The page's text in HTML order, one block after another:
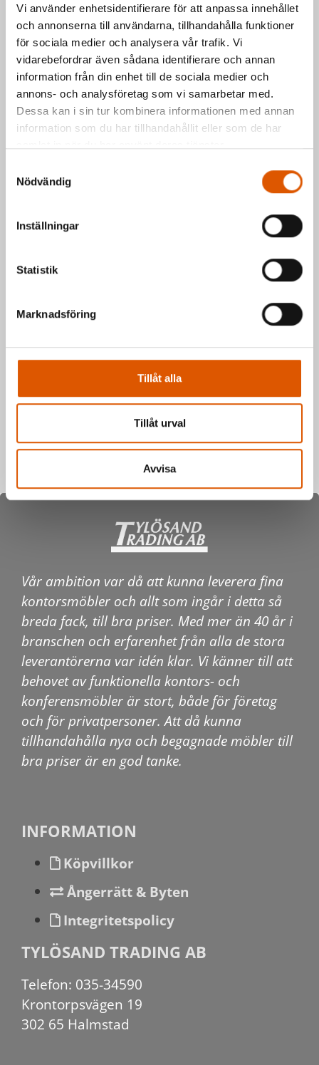
Vi använder enhetsidentifierare för att anpassa innehållet
och annonserna till användarna, tillhandahålla funktioner
för sociala medier och analysera vår trafik. Vi
vidarebefordrar även sådana identifierare och annan
information från din enhet till de sociala medier och
annons- och analysföretag som vi samarbetar med.
Dessa kan i sin tur kombinera informationen med annan
information som du har tillhandahållit eller som de har
Nödvändig
Inställningar
Statistik
Marknadsföring
Tillåt alla
Tillåt urval
Avvisa
Kontakta oss via formuläret eller direkt, så
hör vi av oss så fort vi kan.
Johan Olandere-posteller telefon 035-
2953811
Mattias Högberge-posteller telefon 035-
2953810
Vår ambition var då att kunna leverera fina
kontorsmöbler och allt som ingår i detta så
breda fack, till bra priser. Med mer än 40 år i
branschen och erfarenhet från alla de stora
leverantörerna var idén klar. Vi känner till att
behovet av funktionella kontors- och
konferensmöbler är stort, både för företag
och för privatpersoner. Att då kunna
tillhandahålla nya och begagnade möbler till
bra priser är en god tanke.
INFORMATION
Köpvillkor
Ångerrätt & Byten
Integritetspolicy
TYLÖSAND TRADING AB
Telefon: 035-34590
Krontorpsvägen 19
302 65 Halmstad